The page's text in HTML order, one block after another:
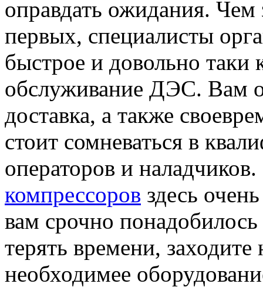
оправдать ожидания.
первых, специалисты
быстрое и довольно таки
обслуживание ДЭС. Вам
доставка, а также
стоит сомневаться в
операторов и
компрессоров здесь
вам срочно понадобилось
терять времени, заходите
необходимее